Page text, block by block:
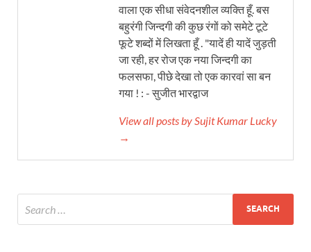
वाला एक सीधा संवेदनशील व्यक्ति हूँ. बस
बहुरंगी जिन्दगी की कुछ रंगों को समेटे टूटे
फूटे शब्दों में लिखता हूँ . "यादें ही यादें जुड़ती
जा रही, हर रोज एक नया जिन्दगी का
फलसफा, पीछे देखा तो एक कारवां सा बन
गया ! : - सुजीत भारद्वाज
View all posts by Sujit Kumar Lucky
→